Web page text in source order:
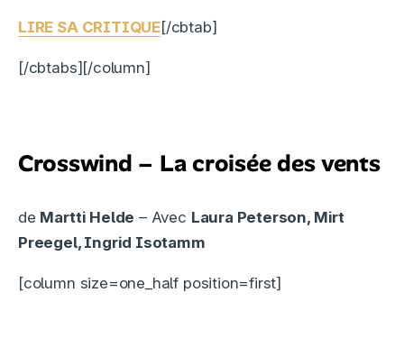
LIRE SA CRITIQUE[/cbtab]
[/cbtabs][/column]
Crosswind – La croisée des vents
de Martti Helde – Avec Laura Peterson, Mirt
Preegel, Ingrid Isotamm
[column size=one_half position=first]